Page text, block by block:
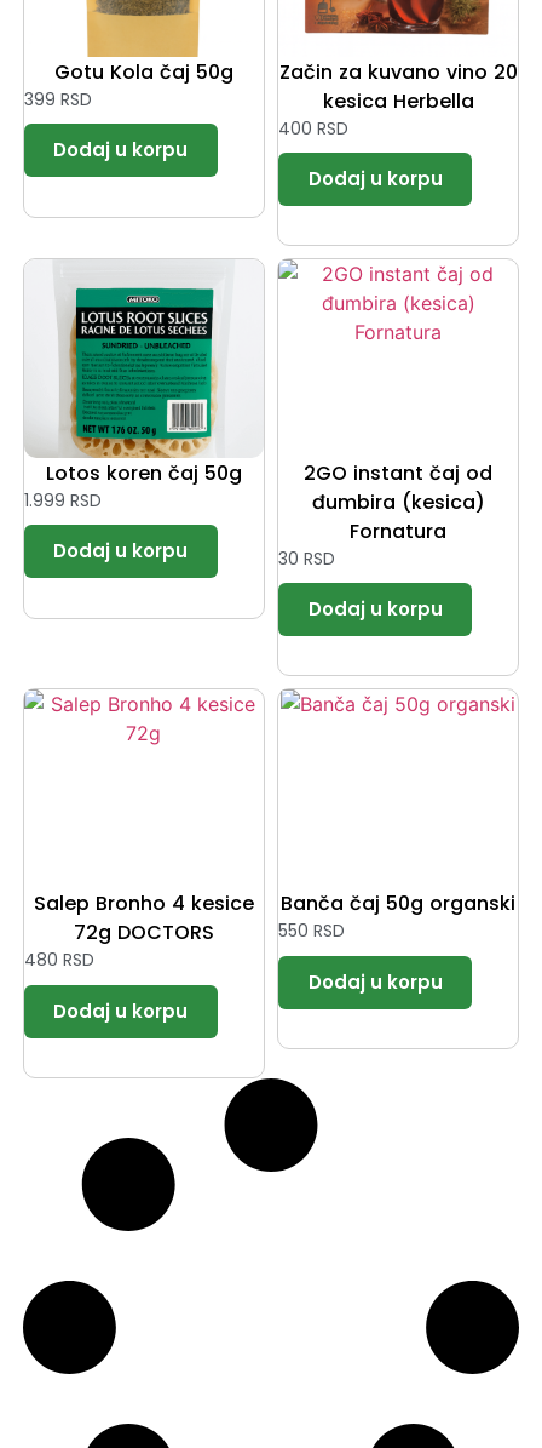
Gotu Kola čaj 50g
399 RSD
Začin za kuvano vino 20
kesica Herbella
400 RSD
Lotos koren čaj 50g
1.999 RSD
2GO instant čaj od
đumbira (kesica)
Fornatura
30 RSD
Salep Bronho 4 kesice
72g DOCTORS
480 RSD
Banča čaj 50g organski
550 RSD